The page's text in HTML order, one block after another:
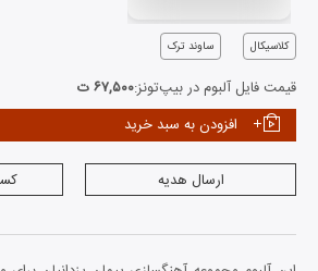
کلاسیکال ساوند ترک
قیمت فایل آلبوم در بیپ‌تونز:۶۷,۵۰۰ ت
افزودن به سبد خرید
ارسال هدیه